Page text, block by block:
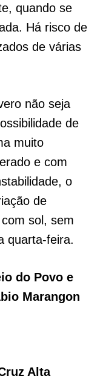
quando se
Há risco de
de várias
não seja
de
muito
e com
o
de
sol, sem
quarta-feira.
do Povo e
Marangon
Alta